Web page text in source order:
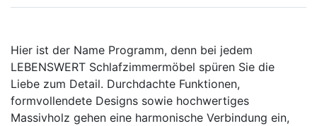
Hier ist der Name Programm, denn bei jedem
LEBENSWERT Schlafzimmermöbel spüren Sie die
Liebe zum Detail. Durchdachte Funktionen,
formvollendete Designs sowie hochwertiges
Massivholz gehen eine harmonische Verbindung ein,
Polsterplaner
Möbel-
Konfigurator